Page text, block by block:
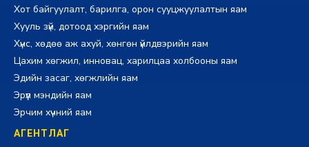
Хот байгуулалт, барилга, орон сууцжуулалтын яам
Хууль зүй, дотоод хэргийн яам
Хүнс, хөдөө аж ахуй, хөнгөн үйлдвэрийн яам
Цахим хөгжил, инновац, харилцаа холбооны яам
Эдийн засаг, хөгжлийн яам
Эрүүл мэндийн яам
Эрчим хүчний яам
АГЕНТЛАГ